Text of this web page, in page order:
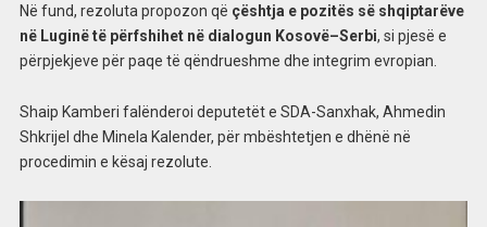
Në fund, rezoluta propozon që çështja e pozitës së shqiptarëve
në Luginë të përfshihet në dialogun Kosovë–Serbi, si pjesë e
përpjekjeve për paqe të qëndrueshme dhe integrim evropian.
Shaip Kamberi falënderoi deputetët e SDA-Sanxhak, Ahmedin
Shkrijel dhe Minela Kalender, për mbështetjen e dhënë në
procedimin e kësaj rezolute.